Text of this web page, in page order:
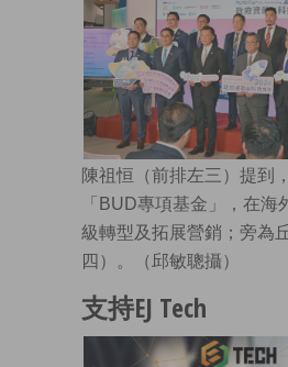
陳祖恒（前排左三）提到
「BUD專項基金」，在海
級轉型及拓展營銷；旁為
四）。（邱敏聰攝）
支持EJ Tech